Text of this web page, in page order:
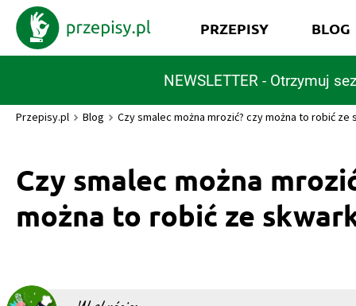
NEWSLETTER - Otrzymuj
PRZEPISY BLOG
Przepisy.pl Blog Czy smalec można mrozić? czy można to robić ze
Czy smalec można
można to robić ze